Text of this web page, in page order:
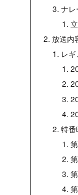
ナレ
放送内
レ
特